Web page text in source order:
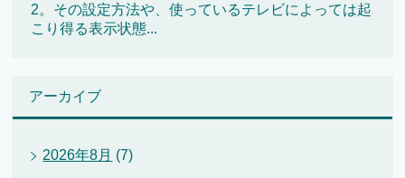
2。その設定方法や、使っているテレビによっては起
こり得る表示状態...
アーカイブ
2026年8月 (7)